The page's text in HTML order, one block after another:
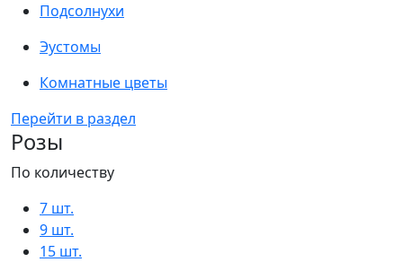
Подсолнухи
Эустомы
Комнатные цветы
Перейти в раздел
Розы
По количеству
7 шт.
9 шт.
15 шт.